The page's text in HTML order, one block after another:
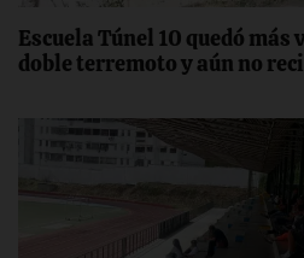
Escuela Túnel 10 quedó
doble terremoto y aún no